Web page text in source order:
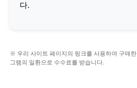
다.
※ 우리 사이트 페이지의 링크를 사용하여 구매
그램의 일환으로 수수료를 받습니다.